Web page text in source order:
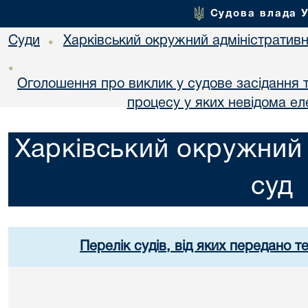
Судова влада
Суди • Харківський окружний
•
Оголошення про виклик у судове засідання
процесу у яких невідома
Харківський окружний
суд
Перелік судів, від яких передано